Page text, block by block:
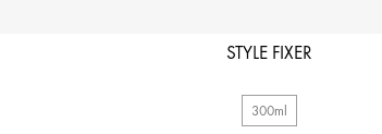
STYLE FIXER
300ml